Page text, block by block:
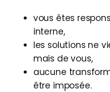
vous êtes
interne,
les solutions ne
mais de vous,
aucune
être imposée.